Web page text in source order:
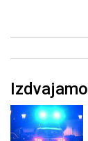
Izdvajamo